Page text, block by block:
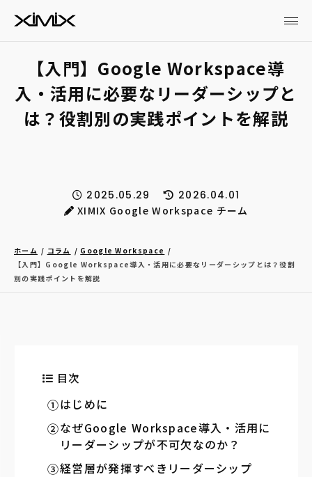
【入門】Google Workspace導
入・活用に必要なリーダーシップと
は？役割別の実践ポイントを解説
2025.05.29
2026.04.01
XIMIX Google Workspace チーム
ホーム コラム
Google Workspace
【入門】Google Workspace導入・活用に必要なリーダーシップとは？役割
別の実践ポイントを解説
目次
はじめに
なぜGoogle Workspace導入・活用に
リーダーシップが不可欠なのか？
経営層が発揮すべきリーダーシップ